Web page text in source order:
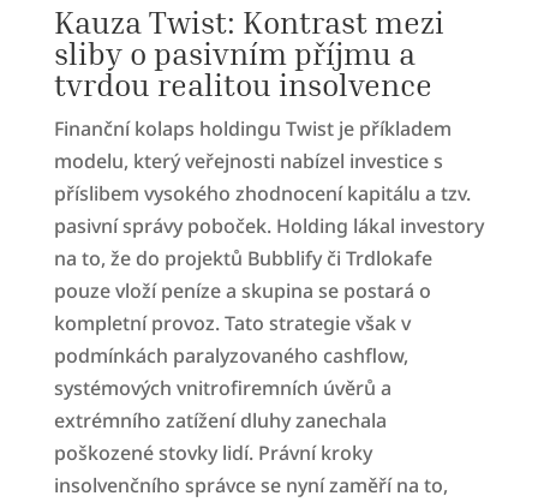
Kauza Twist: Kontrast mezi
sliby o pasivním příjmu a
tvrdou realitou insolvence
Finanční kolaps holdingu Twist je příkladem
modelu, který veřejnosti nabízel investice s
příslibem vysokého zhodnocení kapitálu a tzv.
pasivní správy poboček. Holding lákal investory
na to, že do projektů Bubblify či Trdlokafe
pouze vloží peníze a skupina se postará o
kompletní provoz. Tato strategie však v
podmínkách paralyzovaného cashflow,
systémových vnitrofiremních úvěrů a
extrémního zatížení dluhy zanechala
poškozené stovky lidí. Právní kroky
insolvenčního správce se nyní zaměří na to,